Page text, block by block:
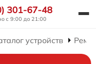
301-67-48
с 9:00 до 21:00
устройств